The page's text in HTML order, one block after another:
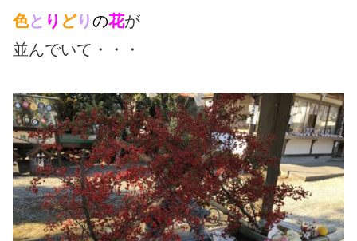
色と り どりの花が
並んでいて・・・